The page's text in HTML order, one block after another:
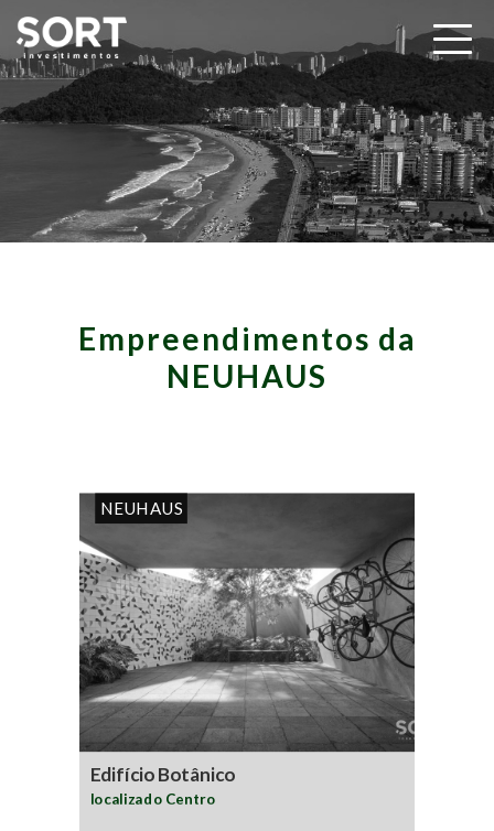
Empreendimentos da
NEUHAUS
NEUHAUS
Edifício Botânico
localizado Centro